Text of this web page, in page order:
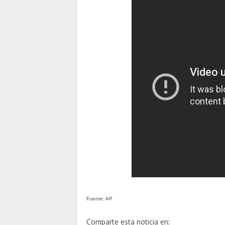
Fuente: AP
Comparte esta noticia en: